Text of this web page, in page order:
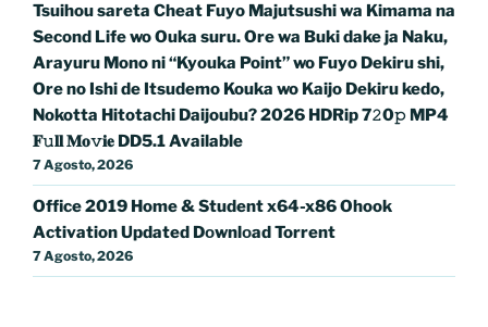
Tsuihou sareta Cheat Fuyo Majutsushi wa Kimama na
Second Life wo Ouka suru. Ore wa Buki dake ja Naku,
Arayuru Mono ni “Kyouka Point” wo Fuyo Dekiru shi,
Ore no Ishi de Itsudemo Kouka wo Kaijo Dekiru kedo,
Nokotta Hitotachi Daijoubu? 2026 HDRip 7𝟸0𝚙 MP4
𝐅𝚞𝐥𝐥 𝐌𝐨𝚟𝐢𝐞 DD5.1 Available
7 Agosto, 2026
Office 2019 Home & Student x64-x86 Ohook
Activation Updated Dоwnlоad Torrent
7 Agosto, 2026